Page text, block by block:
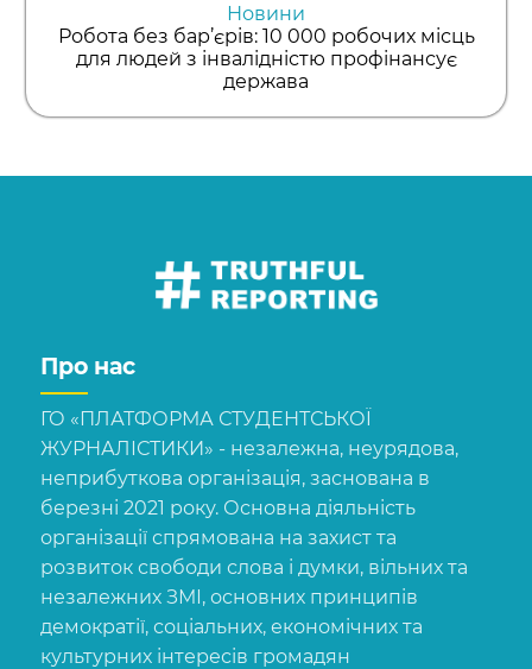
Новини
Робота без бар’єрів: 10 000 робочих місць
для людей з інвалідністю профінансує
держава
Про нас
ГО «ПЛАТФОРМА СТУДЕНТСЬКОЇ
ЖУРНАЛІСТИКИ» - незалежна, неурядова,
неприбуткова організація, заснована в
березні 2021 року. Основна діяльність
організації спрямована на захист та
розвиток свободи слова і думки, вільних та
незалежних ЗМІ, основних принципів
демократії, соціальних, економічних та
культурних інтересів громадян